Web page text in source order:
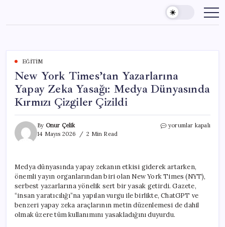
content
EĞITIM
New York Times’tan Yazarlarına
Yapay Zeka Yasağı: Medya Dünyasında
Kırmızı Çizgiler Çizildi
By Onur Çelik
14 Mayıs 2026
2 Min Read
New
Zeka
Yasağı:
Medya
Dünyasında
Kırmızı
Çizgiler
Çizildi
yorumlar kapalı
Medya dünyasında yapay zekanın etkisi giderek artarken,
önemli yayın organlarından biri olan New York Times (NYT),
serbest yazarlarına yönelik sert bir yasak getirdi. Gazete,
“insan yaratıcılığı”na yapılan vurgu ile birlikte, ChatGPT ve
benzeri yapay zeka araçlarının metin düzenlemesi de dahil
olmak üzere tüm kullanımını yasakladığını duyurdu.